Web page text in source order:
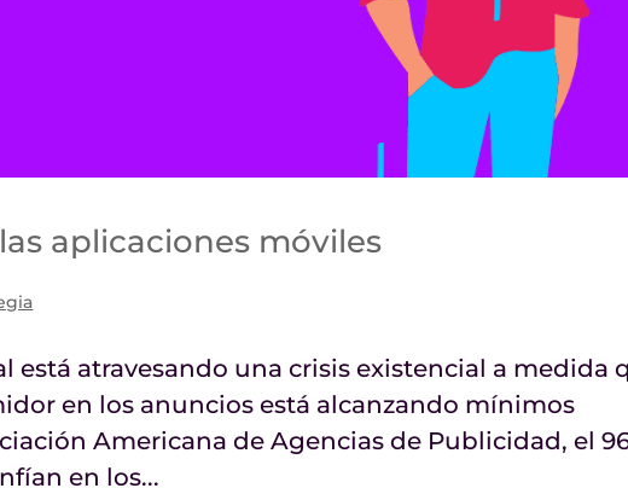
aplicaciones móviles
está atravesando una crisis existencial a medida
en los anuncios está alcanzando mínimos
Americana de Agencias de Publicidad, el
en los...